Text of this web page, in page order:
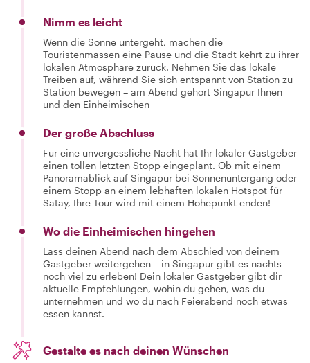
Nimm es leicht
Wenn die Sonne untergeht, machen die
Touristenmassen eine Pause und die Stadt kehrt zu ihrer
lokalen Atmosphäre zurück. Nehmen Sie das lokale
Treiben auf, während Sie sich entspannt von Station zu
Station bewegen – am Abend gehört Singapur Ihnen
und den Einheimischen
Der große Abschluss
Für eine unvergessliche Nacht hat Ihr lokaler Gastgeber
einen tollen letzten Stopp eingeplant. Ob mit einem
Panoramablick auf Singapur bei Sonnenuntergang oder
einem Stopp an einem lebhaften lokalen Hotspot für
Satay, Ihre Tour wird mit einem Höhepunkt enden!
Wo die Einheimischen hingehen
Lass deinen Abend nach dem Abschied von deinem
Gastgeber weitergehen – in Singapur gibt es nachts
noch viel zu erleben! Dein lokaler Gastgeber gibt dir
aktuelle Empfehlungen, wohin du gehen, was du
unternehmen und wo du nach Feierabend noch etwas
essen kannst.
Gestalte es nach deinen Wünschen